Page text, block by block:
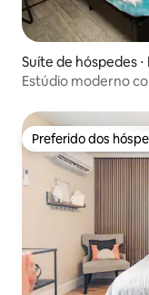
Suíte de hóspedes
Estúdio moderno
Preferido dos
Preferido dos